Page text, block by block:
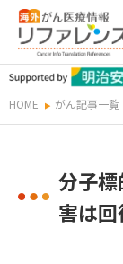
HOME がん記事一覧
分子
害は